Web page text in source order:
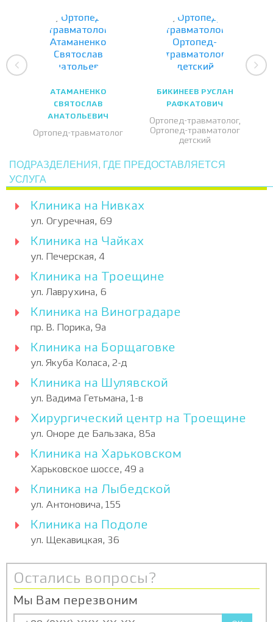
АТАМАНЕНКО
СВЯТОСЛАВ
АНАТОЛЬЕВИЧ
Ортопед-травматолог
БИКИНЕЕВ РУСЛАН
РАФКАТОВИЧ
Ортопед-травматолог,
Ортопед-травматолог
детский
ПОДРАЗДЕЛЕНИЯ, ГДЕ ПРЕДОСТАВЛЯЕТСЯ
УСЛУГА
Клиника на Нивках
ул. Огуречная, 69
Клиника на Чайках
ул. Печерская, 4
Клиника на Троещине
ул. Лаврухина, 6
Клиника на Виноградаре
пр. В. Порика, 9а
Клиника на Борщаговке
ул. Якуба Коласа, 2-д
Клиника на Шулявской
ул. Вадима Гетьмана, 1-в
Хирургический центр на Троещине
ул. Оноре де Бальзака, 85а
Клиника на Харьковском
Харьковское шоссе, 49 а
Клиника на Лыбедской
ул. Антоновича, 155
Клиника на Подоле
ул. Щекавицкая, 36
Остались вопросы?
Мы Вам перезвоним